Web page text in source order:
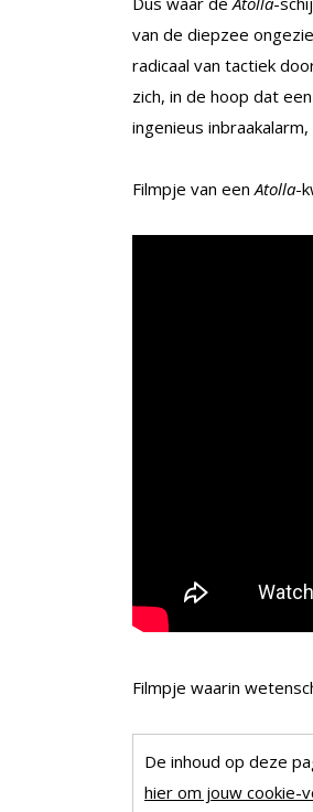
van de diepzee
radicaal van tactiek
zich, in de hoop dat
ingenieus
Filmpje van eenAtolla-
Filmpje waarin
De inhoud op deze
hier om jouw cookie-